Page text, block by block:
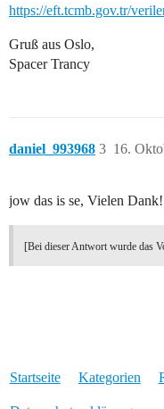
https://eft.tcmb.gov.tr/
Gruß aus Oslo,
Spacer Trancy
daniel_993968 16.
3
jow das is se, Vielen
[Bei dieser Antwort wurde das
Startseite Kategorien